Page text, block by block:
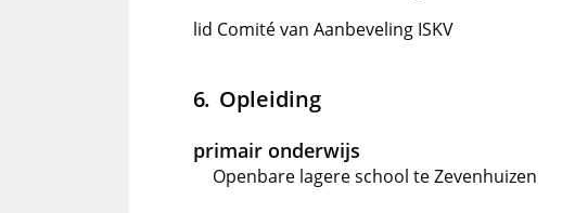
lid Comité van Aanbeveling ISKV
Opleiding
primair onderwijs
Openbare lagere school te Zevenhuizen